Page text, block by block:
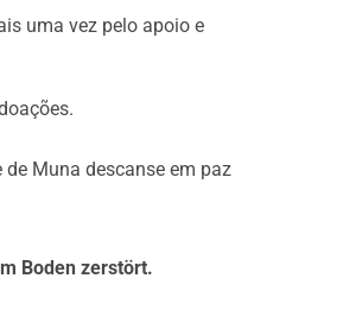
pelo seu apoio e por favor, o
Sonia, Clemens, Lena, Niki,
+436607369050 (WhatsApp)
uma vez pelo apoio e
de Muna descanse em paz
Boden zerstört.